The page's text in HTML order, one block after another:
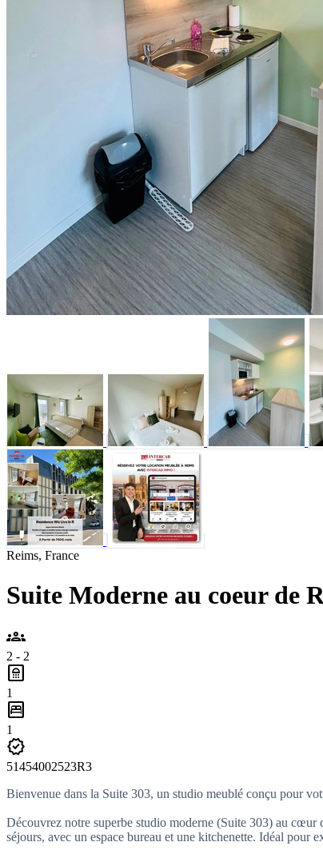
Reims, France
Suite Moderne au coeur de
groups
2 - 2
bathroom
1
bedroom_parent
1
verified
51454002523R3
Bienvenue dans la Suite 303, un studio meublé conçu pour
Découvrez notre superbe studio moderne (Suite 303) au cœur
séjours, avec un espace bureau et une kitchenette. Idéal pour